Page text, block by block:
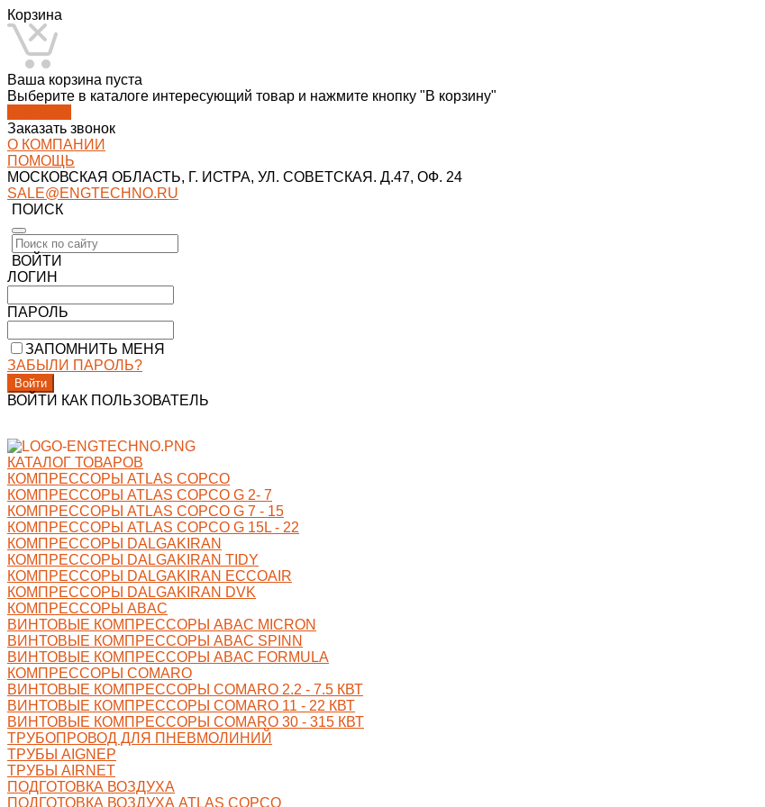
Корзина
Ваша корзина пуста
Выберите в каталоге интересующий товар и нажмите кнопку "В корзину"
Заказать звонок
О КОМПАНИИ
ПОМОЩЬ
МОСКОВСКАЯ ОБЛАСТЬ, Г. ИСТРА, УЛ. СОВЕТСКАЯ. Д.47, ОФ. 24
SALE@ENGTECHNO.RU
ПОИСК
ВОЙТИ
ЛОГИН
ПАРОЛЬ
ЗАПОМНИТЬ МЕНЯ
ЗАБЫЛИ ПАРОЛЬ?
ВОЙТИ КАК ПОЛЬЗОВАТЕЛЬ
КАТАЛОГ ТОВАРОВ
КОМПРЕССОРЫ ATLAS COPCO
КОМПРЕССОРЫ ATLAS COPCO G 2- 7
КОМПРЕССОРЫ ATLAS COPCO G 7 - 15
КОМПРЕССОРЫ ATLAS COPCO G 15L - 22
КОМПРЕССОРЫ DALGAKIRAN
КОМПРЕССОРЫ DALGAKIRAN TIDY
КОМПРЕССОРЫ DALGAKIRAN ECCOAIR
КОМПРЕССОРЫ DALGAKIRAN DVK
КОМПРЕССОРЫ ABAC
ВИНТОВЫЕ КОМПРЕССОРЫ ABAC MICRON
ВИНТОВЫЕ КОМПРЕССОРЫ ABAC SPINN
ВИНТОВЫЕ КОМПРЕССОРЫ ABAC FORMULA
КОМПРЕССОРЫ COMARO
ВИНТОВЫЕ КОМПРЕССОРЫ COMARO 2.2 - 7.5 КВТ
ВИНТОВЫЕ КОМПРЕССОРЫ COMARO 11 - 22 КВТ
ВИНТОВЫЕ КОМПРЕССОРЫ COMARO 30 - 315 КВТ
ТРУБОПРОВОД ДЛЯ ПНЕВМОЛИНИЙ
ТРУБЫ AIGNEP
ТРУБЫ AIRNET
ПОДГОТОВКА ВОЗДУХА
ПОДГОТОВКА ВОЗДУХА ATLAS COPCO